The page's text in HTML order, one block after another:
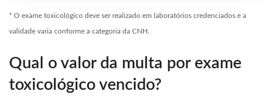
* O exame toxicológico deve ser realizado em laboratórios credenciados e a
validade varia conforme a categoria da CNH.
Qual o valor da multa por exame
toxicológico vencido?